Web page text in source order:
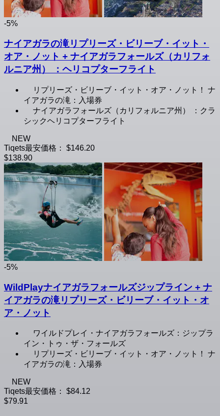
-5%
ナイアガラの滝リプリーズ・ビリーブ・イット・
オア・ノット + ナイアガラフォールズ（カリフォ
ルニア州） ：ヘリコプターフライト
リプリーズ・ビリーブ・イット・オア・ノット！ ナ
イアガラの滝：入場券
ナイアガラフォールズ（カリフォルニア州） ：クラ
シックヘリコプターフライト
NEW
Tiqets最安価格：
$146.20
$138.90
-5%
WildPlayナイアガラフォールズジップライン + ナ
イアガラの滝リプリーズ・ビリーブ・イット・オ
ア・ノット
ワイルドプレイ・ナイアガラフォールズ：ジップラ
イン・トゥ・ザ・フォールズ
リプリーズ・ビリーブ・イット・オア・ノット！ ナ
イアガラの滝：入場券
NEW
Tiqets最安価格：
$84.12
$79.91